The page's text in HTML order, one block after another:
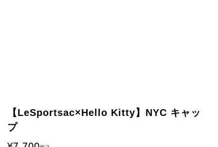
【LeSportsac×Hello Kitty】NYC キャッ
プ